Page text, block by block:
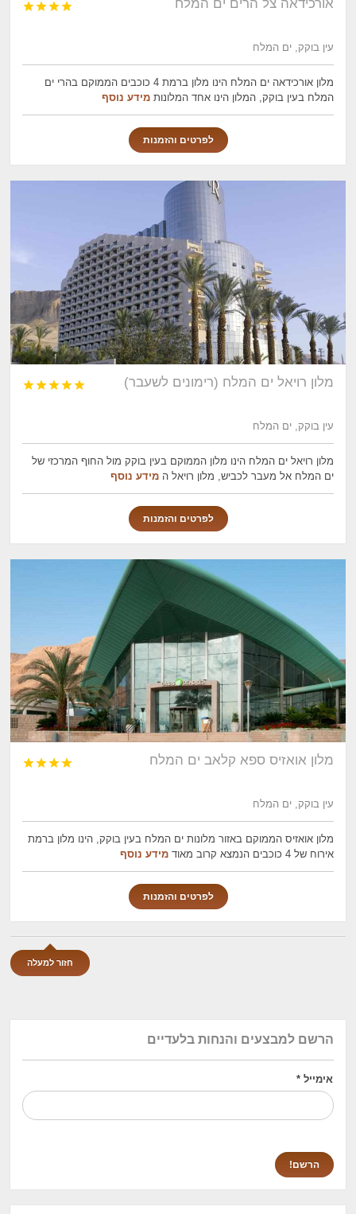
אורכידאה צל הרים ים המלח 



עין בוקק, ים המלח
מלון אורכידאה ים המלח הינו מלון ברמת 4 כוכבים הממוקם בהרי ים
המלח בעין בוקק, המלון הינו אחד המלונותמידע נוסף
לפרטים והזמנות
מלון רויאל ים המלח (רימונים לשעבר) 




עין בוקק, ים המלח
מלון רויאל ים המלח הינו מלון הממוקם בעין בוקק מול החוף המרכזי של
ים המלח אל מעבר לכביש, מלון רויאל המידע נוסף
לפרטים והזמנות
מלון אואזיס ספא קלאב ים המלח 



עין בוקק, ים המלח
מלון אואזיס הממוקם באזור מלונות ים המלח בעין בוקק, הינו מלון ברמת
אירוח של 4 כוכבים הנמצא קרוב מאוד
מידע נוסף
לפרטים והזמנות
חזור למעלה
הרשם למבצעים והנחות בלעדיים
אימייל*